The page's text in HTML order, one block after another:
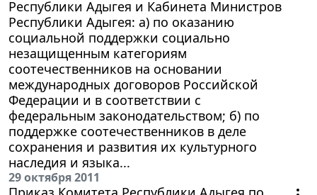
Республики Адыгея и Кабинета Министров
Республики Адыгея: а) по оказанию
социальной поддержки социально
незащищенным категориям
соотечественников на основании
международных договоров Российской
Федерации и в соответствии с
федеральным законодательством; б) по
поддержке соотечественников в деле
сохранения и развития их культурного
наследия и языка...
29 октября 2011